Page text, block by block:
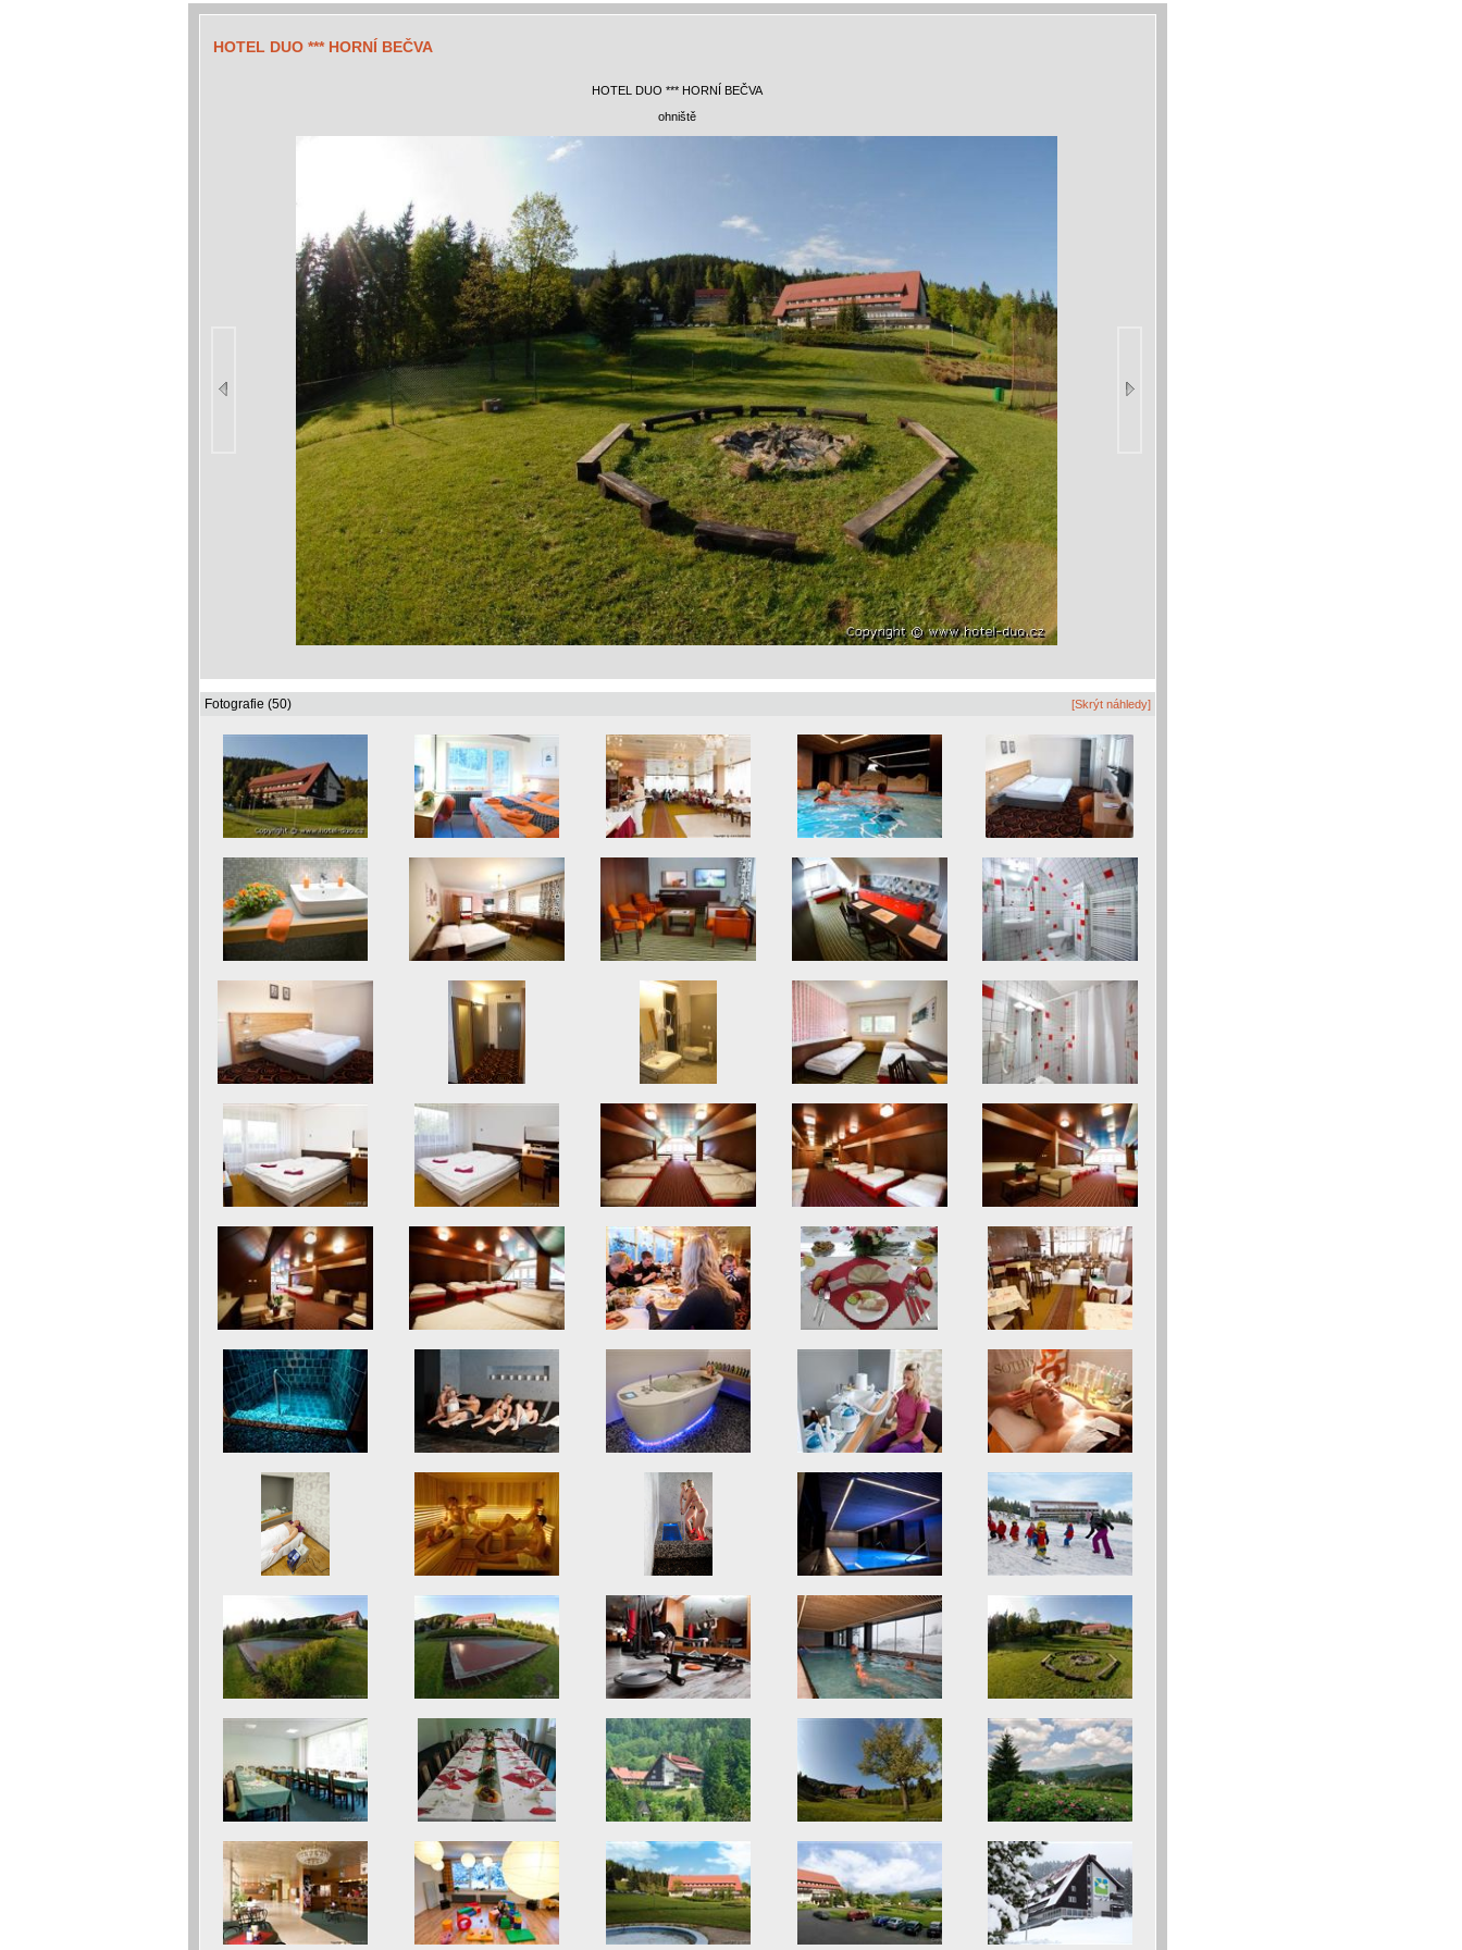
HOTEL DUO *** HORNÍ BEČVA
HOTEL DUO *** HORNÍ BEČVA
ohniště
Fotografie (50) [Skrýt náhledy]